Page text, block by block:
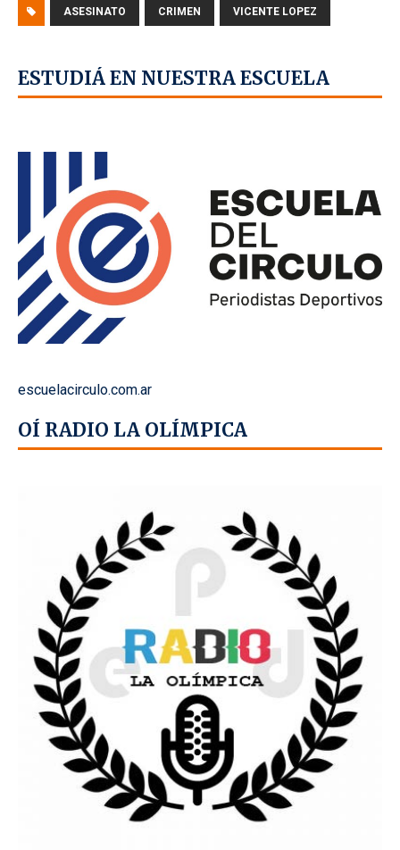
ASESINATO CRIMEN VICENTE LOPEZ
ESTUDIÁ EN NUESTRA ESCUELA
escuelacirculo.com.ar
OÍ RADIO LA OLÍMPICA